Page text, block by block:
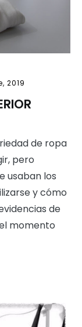
2019
de ropa
pero
usaban los
y cómo
de
momento